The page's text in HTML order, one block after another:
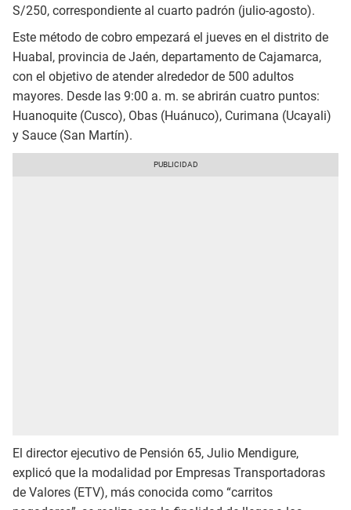
S/250, correspondiente al cuarto padrón (julio-agosto).
Este método de cobro empezará el jueves en el distrito de
Huabal, provincia de Jaén, departamento de Cajamarca,
con el objetivo de atender alrededor de 500 adultos
mayores. Desde las 9:00 a. m. se abrirán cuatro puntos:
Huanoquite (Cusco), Obas (Huánuco), Curimana (Ucayali)
y Sauce (San Martín).
El director ejecutivo de Pensión 65, Julio Mendigure,
explicó que la modalidad por Empresas Transportadoras
de Valores (ETV), más conocida como “carritos